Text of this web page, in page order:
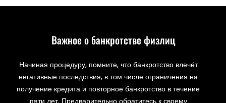
Важное о банкротстве физлиц
Начиная процедуру, помните, что банкротство влечёт
негативные последствия, в том числе ограничения на
получение кредита и повторное банкротство в течение
пяти лет. Предварительно обратитесь к своему